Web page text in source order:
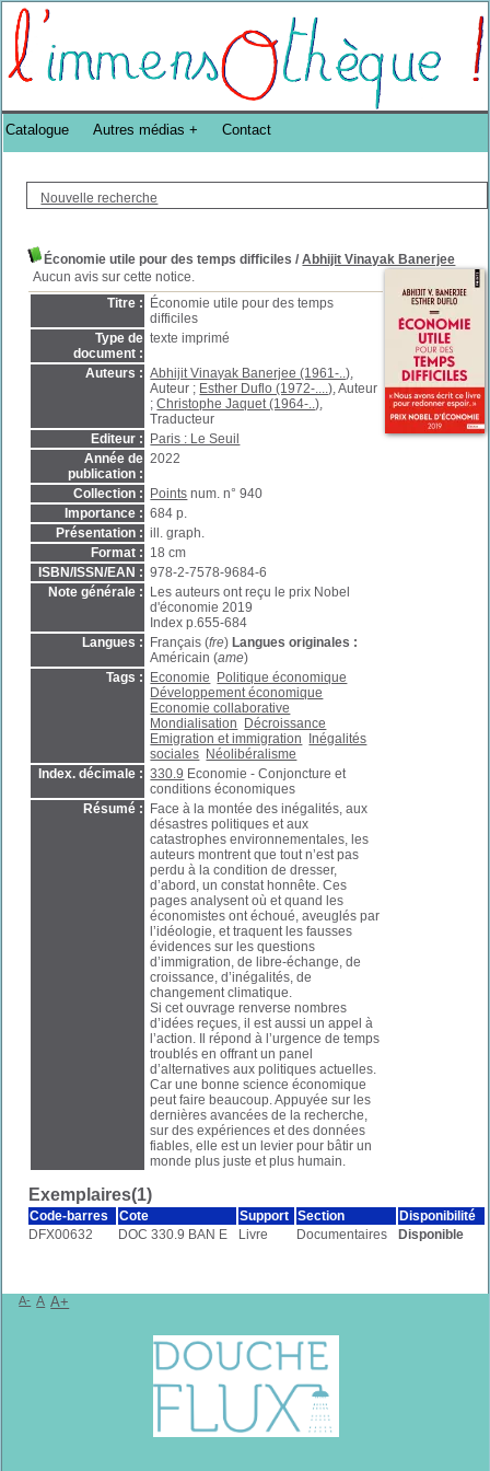
Bibliothèque DoucheFLUX Bibliotheek -->
Nouvelle recherche
Économie utile pour des temps difficiles /Abhijit Vinayak Banerjee
Aucun avis sur cette notice.
Titre :
Économie utile pour des temps
difficiles
Type de
document :
texte imprimé
Auteurs : Abhijit Vinayak Banerjee (1961-..),
Auteur ; Esther Duflo (1972-....), Auteur
;Christophe Jaquet (1964-..),
Traducteur
Editeur :
Paris : Le Seuil
Année de
publication :
2022
Collection : Points num. n° 940
Importance : 684 p.
Présentation : ill. graph.
Format : 18 cm
ISBN/ISSN/EAN : 978-2-7578-9684-6
Note générale :
Les auteurs ont reçu le prix Nobel
d'économie 2019
Index p.655-684
Langues :
Français (fre) Langues originales :
Américain (ame)
Tags :
Economie
Politique économique
Développement économique
Economie collaborative
Mondialisation
Décroissance
Emigration et immigration
Inégalités
sociales Néolibéralisme
Index. décimale : 330.9 Economie - Conjoncture et
conditions économiques
Résumé :
Face à la montée des inégalités, aux
désastres politiques et aux
catastrophes environnementales, les
auteurs montrent que tout n’est pas
perdu à la condition de dresser,
d’abord, un constat honnête. Ces
pages analysent où et quand les
économistes ont échoué, aveuglés par
l’idéologie, et traquent les fausses
évidences sur les questions
d’immigration, de libre-échange, de
croissance, d’inégalités, de
changement climatique.
Si cet ouvrage renverse nombres
d’idées reçues, il est aussi un appel à
l’action. Il répond à l’urgence de temps
troublés en offrant un panel
d’alternatives aux politiques actuelles.
Car une bonne science économique
peut faire beaucoup. Appuyée sur les
dernières avancées de la recherche,
sur des expériences et des données
fiables, elle est un levier pour bâtir un
monde plus juste et plus humain.
Exemplaires(1)
Code-barres Cote Support Section
Disponibilité
DFX00632
DOC 330.9 BAN E Livre Documentaires Disponible
Catalogue Autres médias Contact
A- A A+